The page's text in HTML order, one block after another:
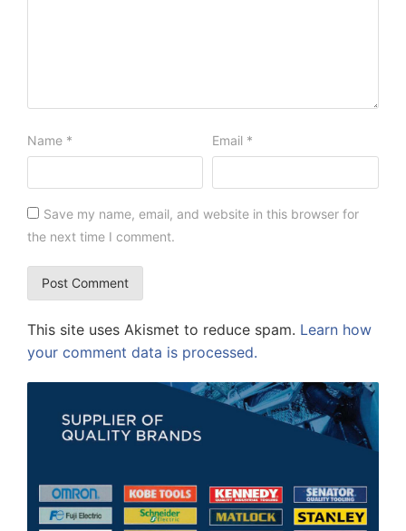
Name * Email *
Save my name, email, and website in this browser for
the next time I comment.
This site uses Akismet to reduce spam. Learn how
your comment data is processed.